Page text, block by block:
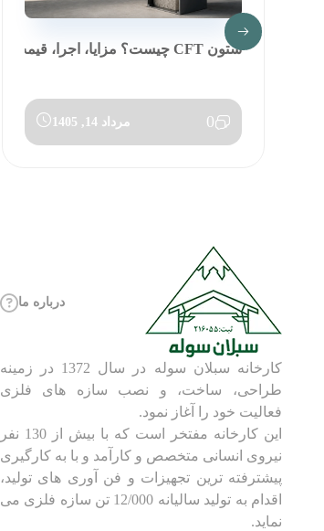
ستون CFT چیست؟ مزایا، اجرا، قیمت و مق...
0 مرداد 14, 1405
درباره ما
کارخانه سبلان سوله در سال 1372 در زمینه
طراحی، ساخت، و نصب سازه های فلزی
فعالیت خود را آغاز نمود.
این کارخانه مفتخر است که با بیش از 130 نفر
نیروی انسانی متخصص و کارآمد و با به کارگیری
پیشترفته ترین تجهیزات و فن آوری های تولید،
اقدام به تولید سالیانه 12/000 تن سازه فلزی می
نماید.